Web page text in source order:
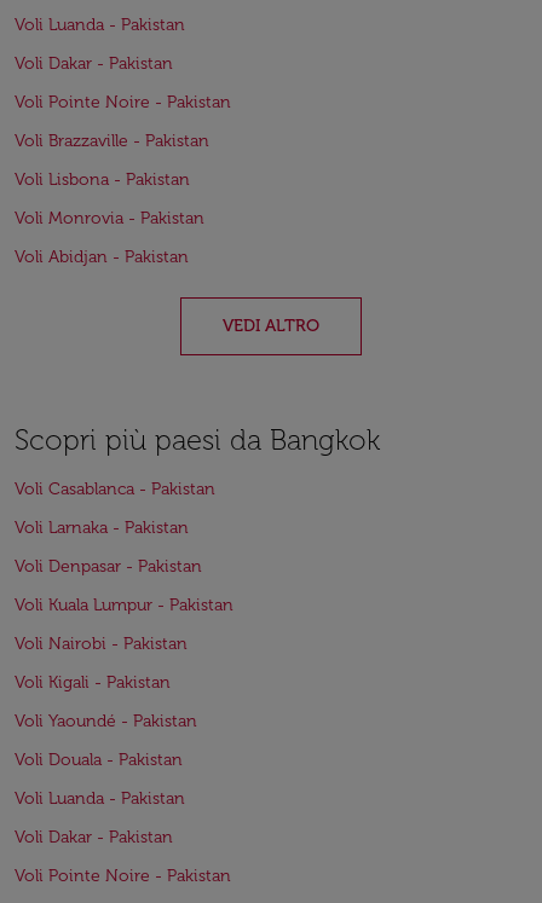
Voli Luanda - Pakistan
Voli Dakar - Pakistan
Voli Pointe Noire - Pakistan
Voli Brazzaville - Pakistan
Voli Lisbona - Pakistan
Voli Monrovia - Pakistan
Voli Abidjan - Pakistan
VEDI ALTRO
Scopri più paesi da Bangkok
Voli Casablanca - Pakistan
Voli Larnaka - Pakistan
Voli Denpasar - Pakistan
Voli Kuala Lumpur - Pakistan
Voli Nairobi - Pakistan
Voli Kigali - Pakistan
Voli Yaoundé - Pakistan
Voli Douala - Pakistan
Voli Luanda - Pakistan
Voli Dakar - Pakistan
Voli Pointe Noire - Pakistan